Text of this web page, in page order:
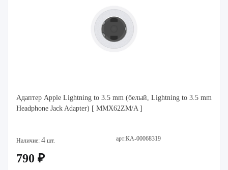
Адаптер Apple Lightning to 3.5 mm (белый, Lightning to 3.5 mm
Headphone Jack Adapter) [ MMX62ZM/A ]
Наличие: 4 шт. арт:КА-00068319
790 ₽